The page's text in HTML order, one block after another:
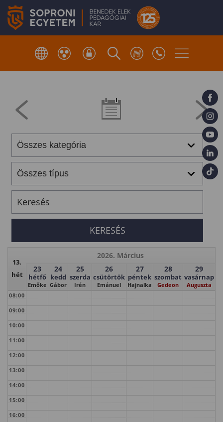
13.
hét
2026. Március
23
hétfő
Emőke
24
kedd
Gábor
25
szerda
Irén
26
csütörtök
Emánuel
27
péntek
Hajnalka
28
szombat
Gedeon
29
vasárnap
Auguszta
08:00
09:00
10:00
11:00
12:00
13:00
14:00
15:00
16:00